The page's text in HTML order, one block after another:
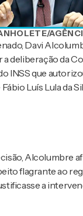
Davi
a deliberação da
INSS que
Luís Lula da
Alcolumbre
flagrante ao
a